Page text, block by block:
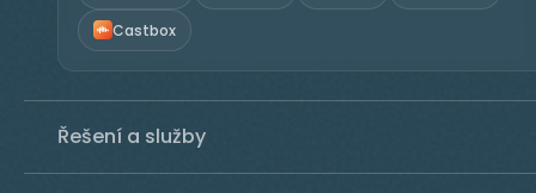
Castbox
Řešení a služby